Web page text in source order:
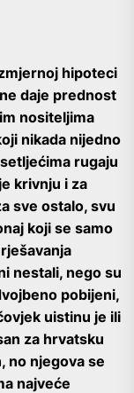
hipoteci
daje prednost
nositeljima
nikada nijedno
rugaju
krivnju i za
sve ostalo, svu
koji se samo
nestali, nego su
pobijeni,
uistinu je ili
za hrvatsku
no njegova se
najveće